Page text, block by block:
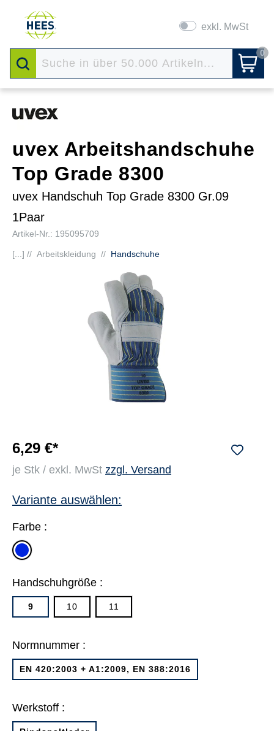
exkl. MwSt
0
uvex Arbeitshandschuhe
Top Grade 8300
uvex Handschuh Top Grade 8300 Gr.09
1Paar
Artikel-Nr.: 195095709
[...] // Arbeitskleidung // Handschuhe
6,29 €*
je Stk / exkl. MwSt zzgl. Versand
Variante auswählen:
Farbe :
grau/blau
Handschuhgröße :
9 10 11
Normnummer :
EN 420:2003 + A1:2009, EN 388:2016
Werkstoff :